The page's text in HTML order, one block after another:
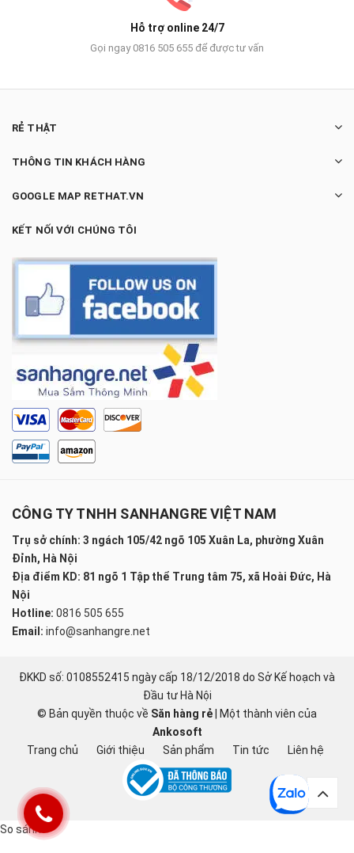
Hỗ trợ online 24/7
Gọi ngay 0816 505 655 để được tư vấn
RẺ THẬT
THÔNG TIN KHÁCH HÀNG
GOOGLE MAP RETHAT.VN
KẾT NỐI VỚI CHÚNG TÔI
CÔNG TY TNHH SANHANGRE VIỆT NAM
Trụ sở chính: 3 ngách 105/42 ngõ 105 Xuân La, phường Xuân
Đỉnh, Hà Nội
Địa điểm KD: 81 ngõ 1 Tập thể Trung tâm 75, xã Hoài Đức, Hà
Nội
Hotline: 0816 505 655
Email: info@sanhangre.net
ĐKKD số: 0108552415 ngày cấp 18/12/2018 do Sở Kế hoạch và
Đầu tư Hà Nội
© Bản quyền thuộc về Săn hàng rẻ
Một thành viên của
Ankosoft
Trang chủ
Giới thiệu Sản phẩm Tin tức Liên hệ
So sánh